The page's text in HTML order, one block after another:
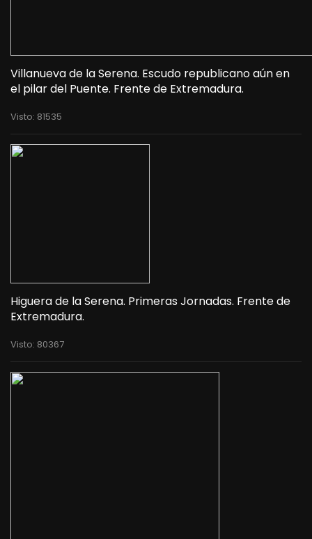
Villanueva de la Serena. Escudo republicano aún en
el pilar del Puente. Frente de Extremadura.
Visto: 81535
Higuera de la Serena. Primeras Jornadas. Frente de
Extremadura.
Visto: 80367